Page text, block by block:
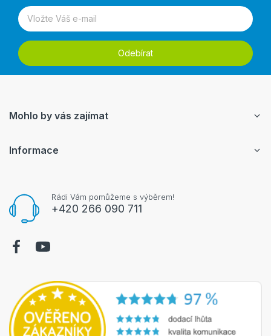
Odebírat
Rádi Vám pomůžeme s výběrem!
+420 266 090 711
Mohlo by vás zajímat
Informace